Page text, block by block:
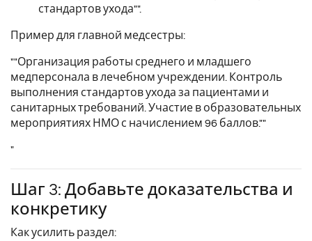
стандартов ухода"".
Пример для главной медсестры:
""Организация работы среднего и младшего
медперсонала в лечебном учреждении. Контроль
выполнения стандартов ухода за пациентами и
санитарных требований. Участие в образовательных
мероприятиях НМО с начислением 96 баллов.""
"
Шаг 3: Добавьте доказательства и
конкретику
Как усилить раздел: